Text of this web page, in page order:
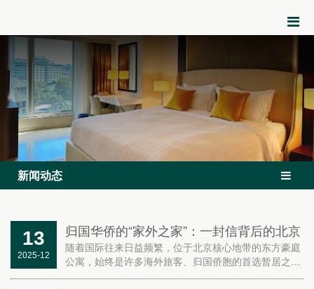
新闻动态
13
2025-12
归国华侨的“家外之家”：一封信背后的北京
东方豪庭公寓服务故事
随着国际往来日益频繁，位于北京核心地带的东方豪庭
公寓，始终是许多海外旅客、归国侨胞的首选暂居之
所。员工们始终以热情的态度、流利的双语交流，默默